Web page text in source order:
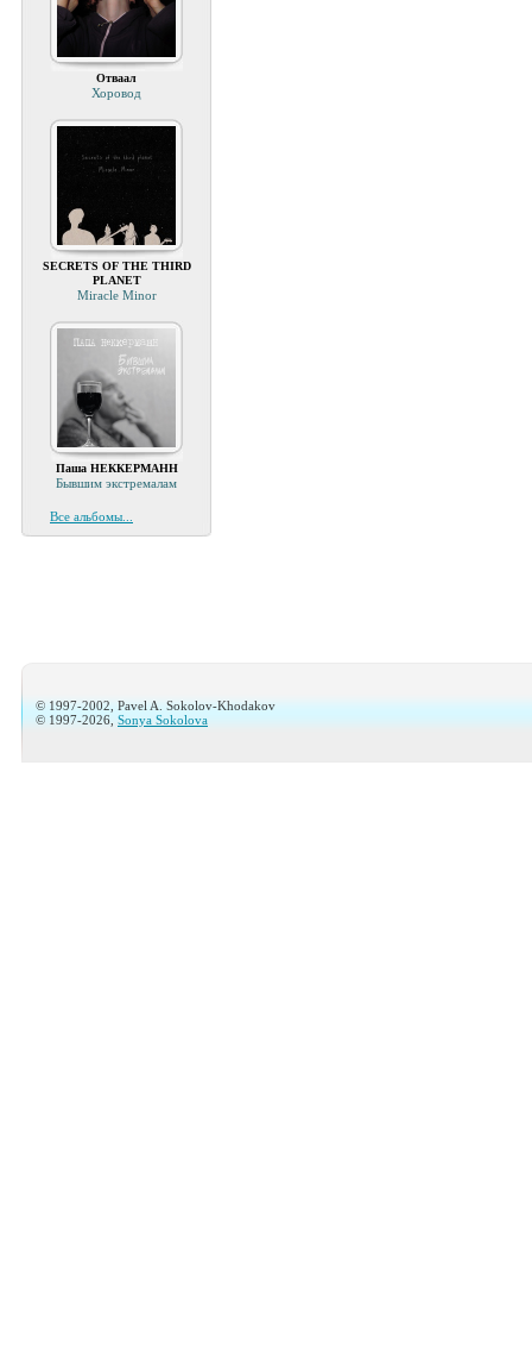
Отваал
Хоровод
SECRETS OF THE THIRD
PLANET
Miracle Minor
Паша НЕККЕРМАНН
Бывшим экстремалам
Все альбомы...
© 1997-2002, Pavel A. Sokolov-Khodakov
© 1997-2026, Sonya Sokolova